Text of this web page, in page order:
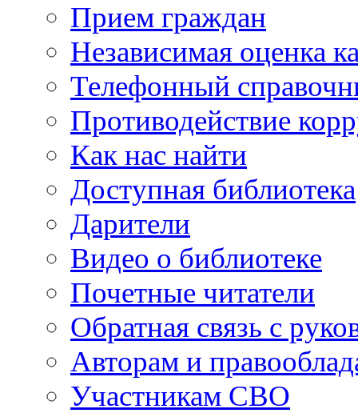
Прием граждан
Независимая оценка
Телефонный
Противодействие
Как нас найти
Доступная библиотека
Дарители
Видео о библиотеке
Почетные читатели
Обратная связь с
Авторам и
Участникам СВО